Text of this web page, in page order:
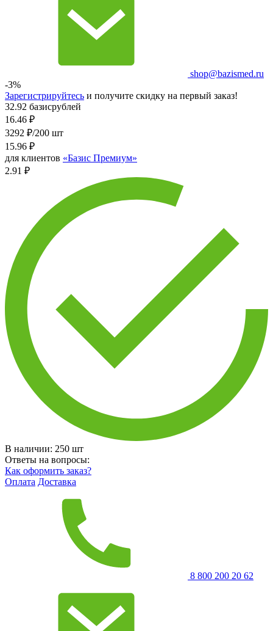
shop@bazismed.ru
-3%
Зарегистрируйтесь и получите скидку на первый заказ!
32.92 базисрублей
16.46 ₽
3292 ₽/200 шт
15.96 ₽
для клиентов «Базис Премиум»
2.91 ₽
В наличии: 250 шт
Ответы на вопросы:
Как оформить заказ?
Оплата Доставка
8 800 200 20 62